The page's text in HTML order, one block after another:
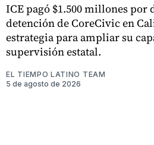
ICE pagó $1.500 millones por
detención de CoreCivic en
estrategia para ampliar su
supervisión estatal.
EL TIEMPO LATINO TEAM
5 de agosto de 2026